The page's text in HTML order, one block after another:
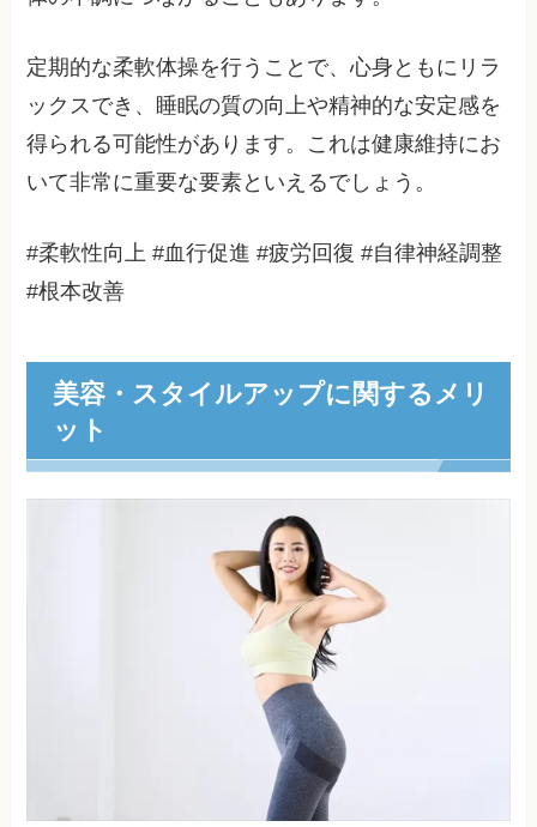
定期的な柔軟体操を行うことで、心身ともにリラ
ックスでき、睡眠の質の向上や精神的な安定感を
得られる可能性があります。これは健康維持にお
いて非常に重要な要素といえるでしょう。
#柔軟性向上 #血行促進 #疲労回復 #自律神経調整
#根本改善
美容・スタイルアップに関するメリ
ット